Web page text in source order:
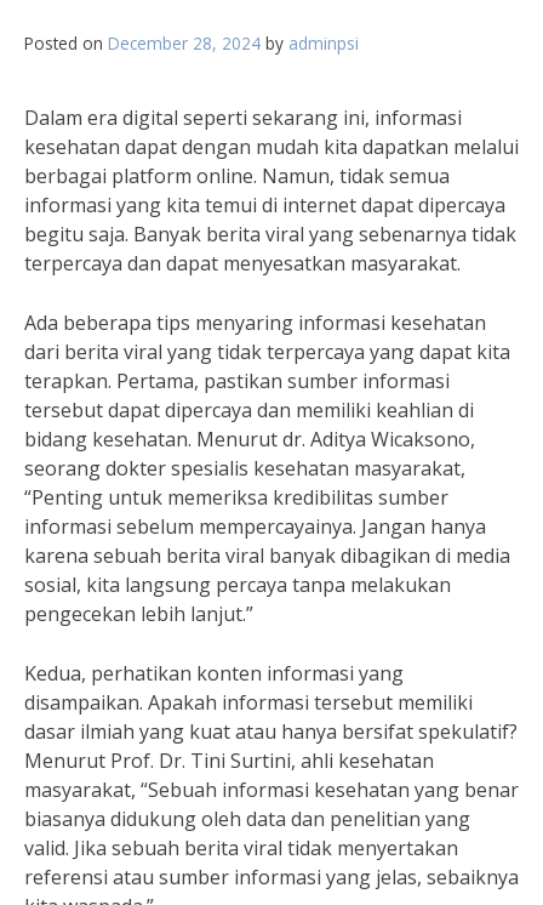
Posted on December 28, 2024 by adminpsi
Dalam era digital seperti sekarang ini, informasi
kesehatan dapat dengan mudah kita dapatkan melalui
berbagai platform online. Namun, tidak semua
informasi yang kita temui di internet dapat dipercaya
begitu saja. Banyak berita viral yang sebenarnya tidak
terpercaya dan dapat menyesatkan masyarakat.
Ada beberapa tips menyaring informasi kesehatan
dari berita viral yang tidak terpercaya yang dapat kita
terapkan. Pertama, pastikan sumber informasi
tersebut dapat dipercaya dan memiliki keahlian di
bidang kesehatan. Menurut dr. Aditya Wicaksono,
seorang dokter spesialis kesehatan masyarakat,
“Penting untuk memeriksa kredibilitas sumber
informasi sebelum mempercayainya. Jangan hanya
karena sebuah berita viral banyak dibagikan di media
sosial, kita langsung percaya tanpa melakukan
pengecekan lebih lanjut.”
Kedua, perhatikan konten informasi yang
disampaikan. Apakah informasi tersebut memiliki
dasar ilmiah yang kuat atau hanya bersifat spekulatif?
Menurut Prof. Dr. Tini Surtini, ahli kesehatan
masyarakat, “Sebuah informasi kesehatan yang benar
biasanya didukung oleh data dan penelitian yang
valid. Jika sebuah berita viral tidak menyertakan
referensi atau sumber informasi yang jelas, sebaiknya